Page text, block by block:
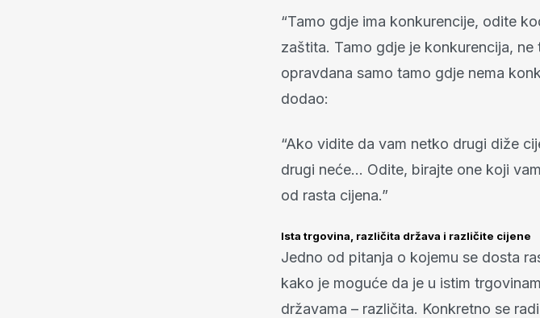
“Tamo gdje ima konkurencije, odite
zaštita. Tamo gdje je konkurencija,
opravdana samo tamo gdje nema
dodao:
“Ako vidite da vam netko drugi diže
drugi neće… Odite, birajte one koji
od rasta cijena.”
Ista trgovina, različita država i različite cijene
Jedno od pitanja o kojemu se dosta
kako je moguće da je u istim
državama – različita. Konkretno se